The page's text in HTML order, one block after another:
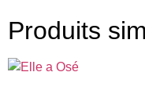
Produits